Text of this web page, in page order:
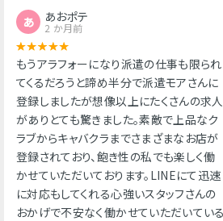
あ あおポテ
2 か月前
もうアラフォーになり派遣の仕事も限られ
てくるだろうと諦め半分で派遣モアさんに
登録しましたが想像以上にたくさんの求人
がありとても驚きました。素敵で上品なク
ラブからキャバクラまでさまざまなお店が
登録されており、飽き性の私でも楽しく働
かせていただいております。LINEにて迅速
に対応もしてくれる心強いスタッフさんの
おかげで不安なく働かせていただいている